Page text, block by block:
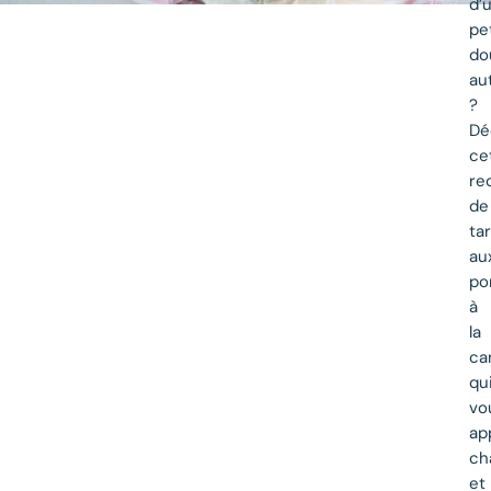
?
de
à
la
et